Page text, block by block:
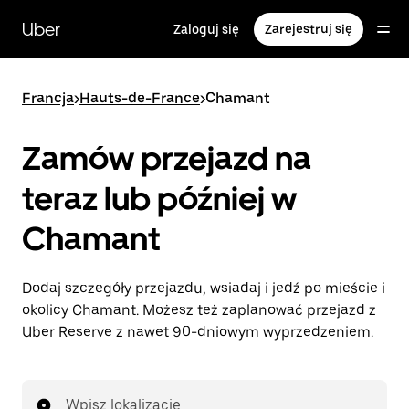
głównej
zawartości
Uber Zaloguj się Zarejestruj się
Francja>Hauts-de-France>Chamant
Zamów przejazd na
teraz lub później w
Chamant
Dodaj szczegóły przejazdu, wsiadaj i jedź po mieście i
okolicy Chamant. Możesz też zaplanować przejazd z
Uber Reserve z nawet 90-dniowym wyprzedzeniem.
Wpisz lokalizację